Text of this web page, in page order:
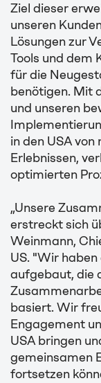
Ziel dieser
unseren
Lösungen zur
Tools und dem
für die
benötigen. Mit
und unseren
in den USA
Erlebnissen,
optimierten
„Unsere
erstreckt sich
Weinmann,
US. "Wir
aufgebaut, die
basiert. Wir
Engagement
USA bringen
gemeinsamen
fortsetzen